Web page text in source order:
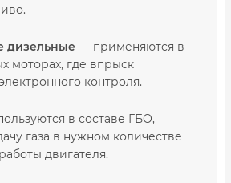
дизельные — применяются в
моторах, где впрыск
контроля.
в составе ГБО,
газа в нужном количестве
двигателя.